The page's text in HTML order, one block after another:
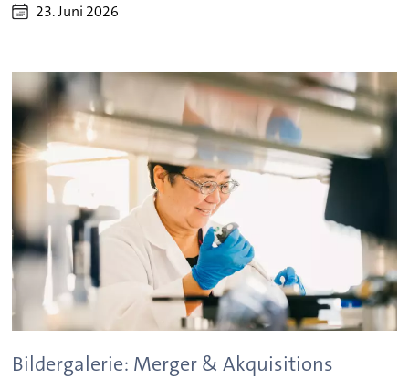
23. Juni 2026
Bildergalerie: Merger & Akquisitions